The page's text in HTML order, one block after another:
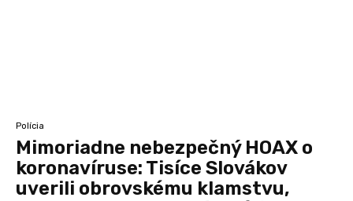
Polícia
Mimoriadne nebezpečný HOAX o
koronavíruse: Tisíce Slovákov
uverili obrovskému klamstvu,